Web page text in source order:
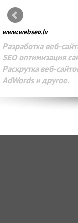
www.webseo.lv
Разработка веб-
SEO оптимизация
Раскрутка веб-
AdWords и другое.